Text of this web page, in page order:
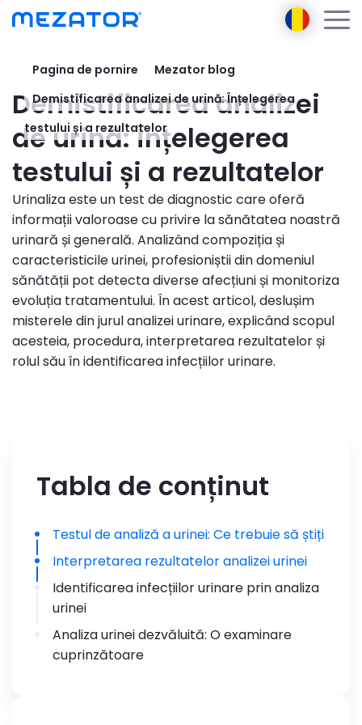
Produse
Mezator BRT 2 gen
Mezator HealthPack
Despre noi
Ambasador
E-learning
AI
Blog
Persoană de contact
Autentificare
Înregistrare
Pagina de pornire
Mezator blog
Demistificarea analizei de urină: Înțelegerea
testului și a rezultatelor
Demistificarea analizei
de urină: Înțelegerea
testului și a rezultatelor
Urinaliza este un test de diagnostic care oferă
informații valoroase cu privire la sănătatea noastră
urinară și generală. Analizând compoziția și
caracteristicile urinei, profesioniștii din domeniul
sănătății pot detecta diverse afecțiuni și monitoriza
evoluția tratamentului. În acest articol, deslușim
misterele din jurul analizei urinare, explicând scopul
acesteia, procedura, interpretarea rezultatelor și
rolul său în identificarea infecțiilor urinare.
Tabla de conținut
Testul de analiză a urinei: Ce trebuie să știți
Interpretarea rezultatelor analizei urinei
Identificarea infecțiilor urinare prin analiza
urinei
Analiza urinei dezvăluită: O examinare
cuprinzătoare